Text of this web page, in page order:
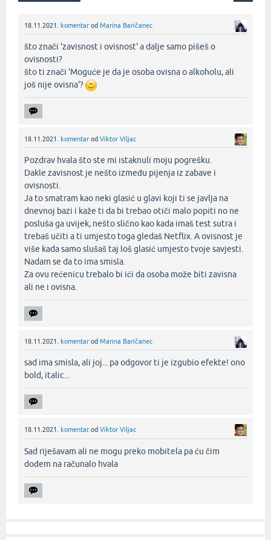
18.11.2021. komentar od Marina Baričanec
što znači 'zavisnost i ovisnost' a dalje samo pišeš o
ovisnosti?
što ti znači 'Moguće je da je osoba ovisna o alkoholu, ali
još nije ovisna'?
18.11.2021. komentar od Viktor Viljac
Pozdrav hvala što ste mi istaknuli moju pogrešku.
Dakle zavisnost je nešto između pijenja iz zabave i
ovisnosti.
Ja to smatram kao neki glasić u glavi koji ti se javlja na
dnevnoj bazi i kaže ti da bi trebao otiči malo popiti no ne
posluša ga uvijek, nešto slično kao kada imaš test sutra i
trebaš učiti a ti umjesto toga gledaš Netflix. A ovisnost je
više kada samo slušaš taj loš glasić umjesto tvoje savjesti.
Nadam se da to ima smisla.
Za ovu rećenicu trebalo bi ići da osoba može biti zavisna
ali ne i ovisna.‌
18.11.2021. komentar od Marina Baričanec
sad ima smisla, ali joj... pa odgovor ti je izgubio efekte! ono
bold, italic...‌
18.11.2021. komentar od Viktor Viljac
Sad riješavam ali ne mogu preko mobitela pa ću čim
dođem na računalo hvala‌